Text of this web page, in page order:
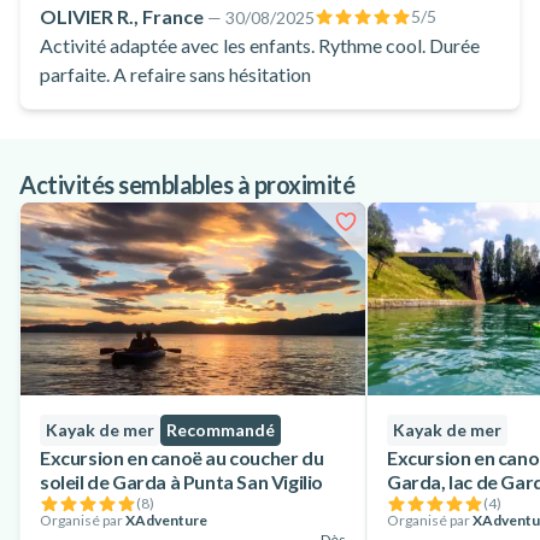
OLIVIER R., France — 30/08/2025 5/5
Activité adaptée avec les enfants. Rythme cool. Durée
parfaite. A refaire sans hésitation
Activités semblables à proximité
Kayak de mer Recommandé
Excursion en canoë au coucher du
soleil de Garda à Punta San Vigilio
(8)
Organisé parXAdventure
Kayak de mer
Excursion en
Garda, lac de
(4)
Organisé par